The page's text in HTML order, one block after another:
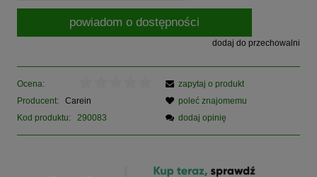
powiadom o dostępności
dodaj do przechowalni
Ocena:
Producent:
Carein
Kod produktu:
290083
zapytaj o produkt
poleć znajomemu
dodaj opinię